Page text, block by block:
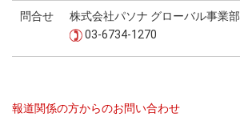
問合せ
株式会社パソナ グローバル事業部
03-6734-1270
報道関係の方からのお問い合わせ